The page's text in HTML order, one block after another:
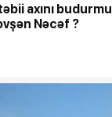
axını budurmu
Nəcəf ?